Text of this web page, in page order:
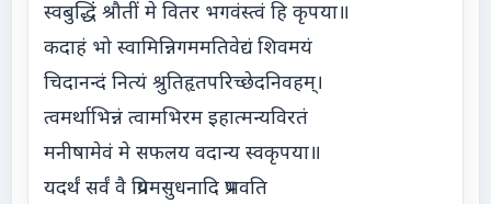
स्वबुद्धिं श्रौतीं मे वितर भगवंस्त्वं हि कृपया॥
कदाहं भो स्वामिन्निगममतिवेद्यं शिवमयं
चिदानन्दं नित्यं श्रुतिहृतपरिच्छेदनिवहम्।
त्वमर्थाभिन्नं त्वामभिरम इहात्मन्यविरतं
मनीषामेवं मे सफलय वदान्य स्वकृपया॥
यदर्थं सर्वं वै प्रियमसुधनादि प्रभवति